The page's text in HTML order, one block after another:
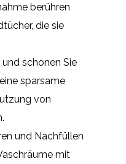
berühren
die sie
schonen Sie
sparsame
von
und Nachfüllen
mit